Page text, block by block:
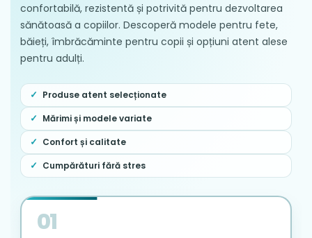
confortabilă, rezistentă și potrivită pentru dezvoltarea
sănătoasă a copiilor. Descoperă modele pentru fete,
băieți, îmbrăcăminte pentru copii și opțiuni atent alese
pentru adulți.
Produse atent selecționate
Mărimi și modele variate
Confort și calitate
Cumpărături fără stres
01